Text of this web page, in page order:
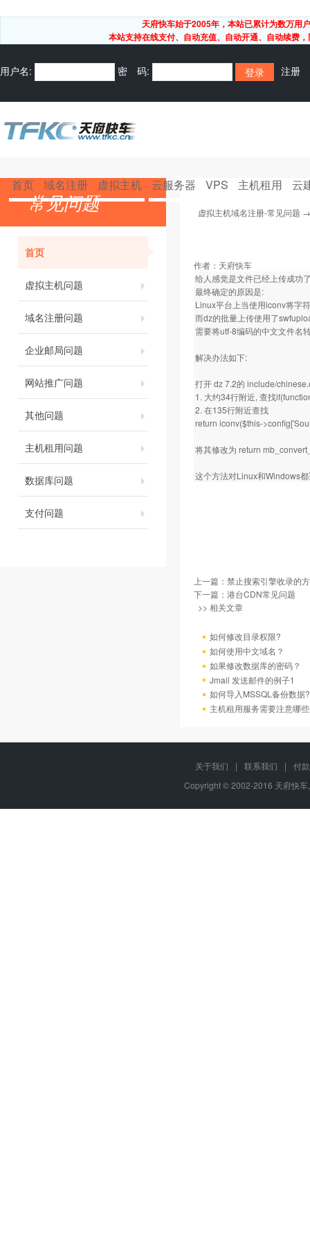
天府快车始于2005年，本站已累计为数万用
本站支持在线支付、自动充值、自动开通、自动续费
用户名: 密 码: 注册
首页 域名注册 虚拟主机 云服务器 VPS 主机租用 云
常见问题
首页
虚拟主机问题
域名注册问题
企业邮局问题
网站推广问题
其他问题
主机租用问题
数据库问题
支付问题
虚拟主机域名注册-常见问题
作者： 天府快车
给人感觉是文件已经上传成功
最终确定的原因是:
Linux平台上当使用iconv将字
而dz的批量上传使用了
需要将utf-8编码的中文文件名
解决办法如下:
打开 dz 7.2的 include/
1. 大约34行附近, 查找
2. 在135行附近查找
return iconv($this-
将其修改为 return
这个方法对Linux和Windows
上一篇： 禁止搜索引擎收录的
下一篇： 港台CDN常见问题
>> 相关文章
如何修改目录权限?
如何使用中文域名？
如果修改数据库的密码？
Jmail 发送邮件的例子1
如何导入MSSQL备份数据
主机租用服务需要注意哪
关于我们 | 联系我们 |
付
Copyright © 2002-2016 天府快